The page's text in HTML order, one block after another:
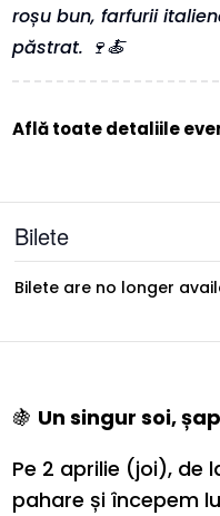
roșu bun, farfurii
păstrat. 🍷🍝
Află toate detaliile
Bilete
Bilete are no longer
🍇 Un singur soi,
Pe 2 aprilie (joi), de
pahare și începem